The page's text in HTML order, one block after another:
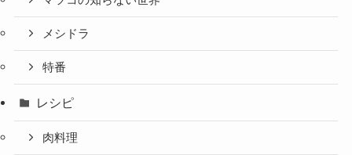
メシドラ
特番
レシピ
肉料理